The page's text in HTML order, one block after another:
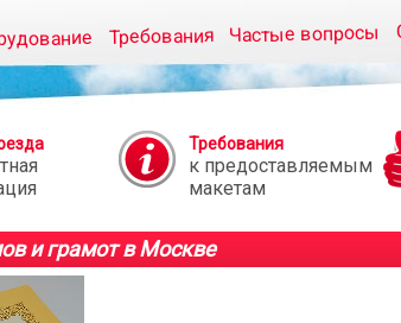
Требования Частые вопросы
Требования
к предоставляемым
макетам
и грамот в Москве